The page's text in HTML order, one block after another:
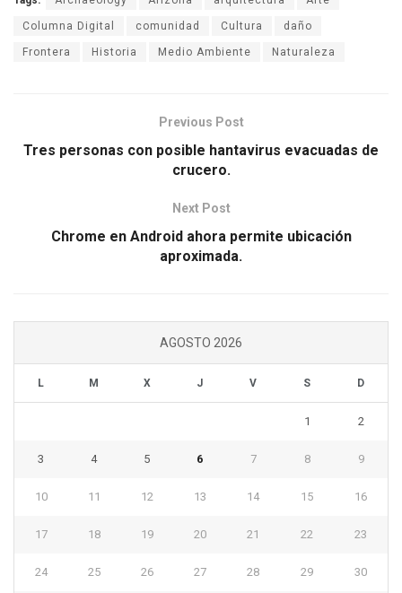
Columna Digital comunidad Cultura daño
Frontera Historia Medio Ambiente Naturaleza
Previous Post
Tres personas con posible hantavirus evacuadas de
crucero.
Next Post
Chrome en Android ahora permite ubicación
aproximada.
AGOSTO 2026
L M X J V S D
1 2
3 4 5 6 7 8 9
10 11 12 13 14 15 16
17 18 19 20 21 22 23
24 25 26 27 28 29 30